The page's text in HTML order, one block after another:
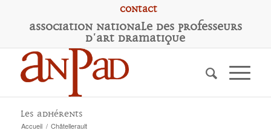
Contact
Association Nationale des Professeurs
d'Art Dramatique
Les adhérents
Accueil / Châtellerault